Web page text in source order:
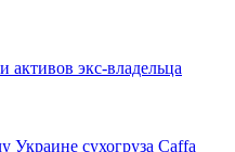
активов экс-владельца
сухогруза Caffa